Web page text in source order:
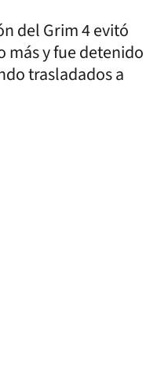
del Grim 4 evitó
y fue detenido
trasladados a